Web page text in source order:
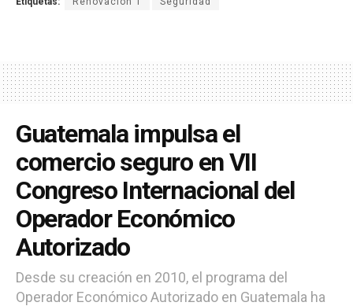
Guatemala impulsa el
comercio seguro en VII
Congreso Internacional del
Operador Económico
Autorizado
Desde su creación en 2010, el programa del
Operador Económico Autorizado en Guatemala ha